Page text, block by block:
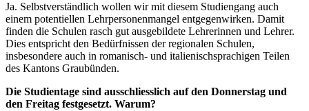
Ja. Selbstverständlich wollen wir mit diesem Studiengang auch
einem potentiellen Lehrpersonenmangel entgegenwirken. Damit
finden die Schulen rasch gut ausgebildete Lehrerinnen und Lehrer.
Dies entspricht den Bedürfnissen der regionalen Schulen,
insbesondere auch in romanisch- und italienischsprachigen Teilen
des Kantons Graubünden.
Die Studientage sind ausschliesslich auf den Donnerstag und
den Freitag festgesetzt. Warum?